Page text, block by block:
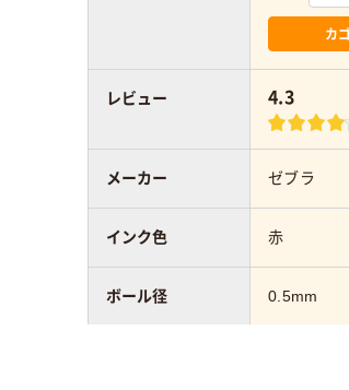
カ
4.3
ゼブラ
赤
0.5mm
レビュー
メーカー
インク色
ボール径